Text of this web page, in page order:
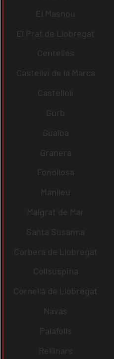
El Masnou
El Prat de Llobregat
Centelles
Castellví de la Marca
Castellolí
Gurb
Gualba
Granera
Fonollosa
Manlleu
Malgrat de Mar
Santa Susanna
Corbera de Llobregat
Collsuspina
Cornellà de Llobregat
Navas
Palafolls
Rellinars